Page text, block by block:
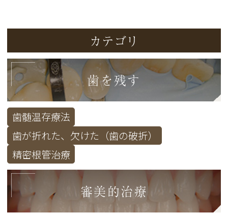
カテゴリ
歯を残す
歯髄温存療法
歯が折れた、欠けた（歯の破折）
精密根管治療
審美的治療